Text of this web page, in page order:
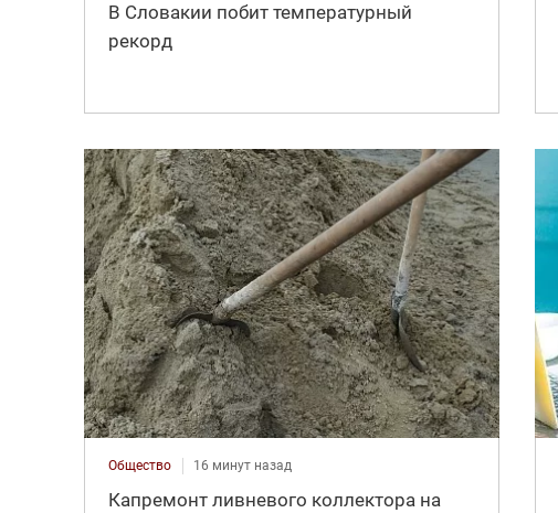
В Словакии побит температурный
рекорд
Общество 16 минут назад
Капремонт ливневого коллектора на